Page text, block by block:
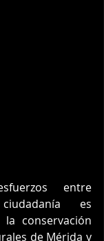
entre
es
la conservación
de Mérida y